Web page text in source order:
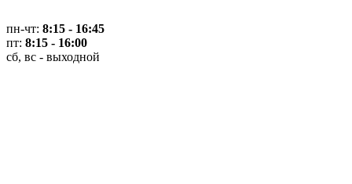
пн-чт: 8:15 - 16:45
пт: 8:15 - 16:00
сб, вс - выходной